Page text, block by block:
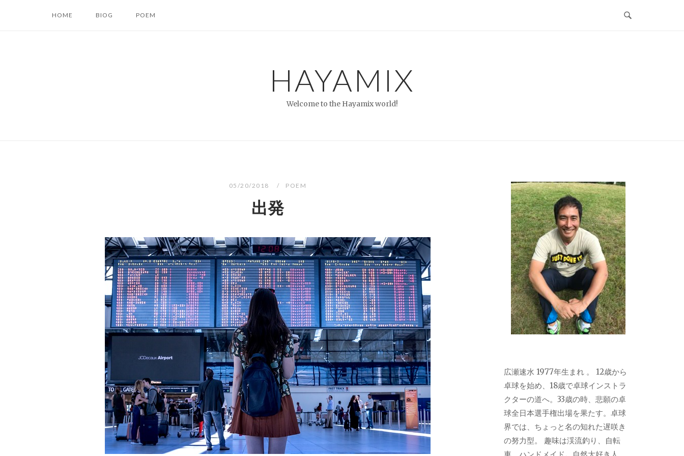
HOME BIOG POEM
HAYAMIX
Welcome to the Hayamix world!
05/20/2018 POEM
出発
広瀬速水 1977年生まれ 。 12歳から
卓球を始め、18歳で卓球インストラ
クターの道へ。33歳の時、悲願の卓
球全日本選手権出場を果たす。卓球
界では、ちょっと名の知れた遅咲き
の努力型。 趣味は渓流釣り、自転